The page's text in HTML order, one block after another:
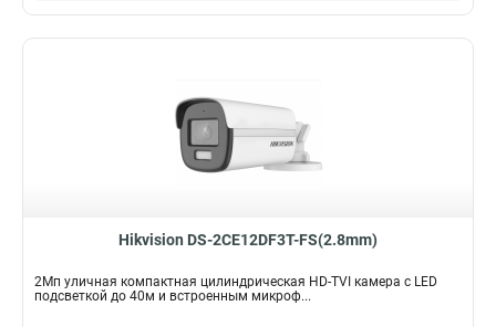
Hikvision DS-2CE12DF3T-FS(2.8mm)
2Мп уличная компактная цилиндрическая HD-TVI камера с LED
подсветкой до 40м и встроенным микроф...